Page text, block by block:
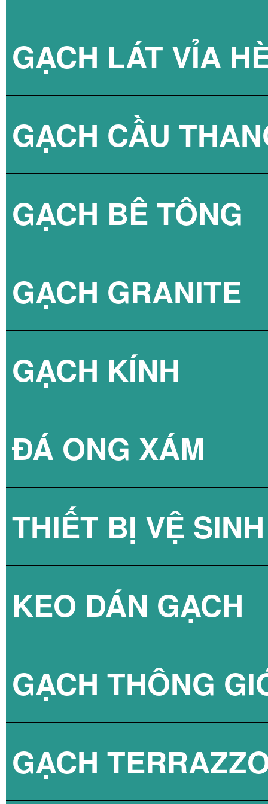
GẠCH LÁT VỈA
GẠCH BLOCK
GẠCH LÁT VỈA
GẠCH CẦU
GẠCH BÊ TÔNG
GẠCH 3D BÊ
GẠCH GRANITE
GẠCH KÍNH
GẠCH KÍNH
GẠCH KÍNH
GẠCH KÍNH
ĐÁ ONG XÁM
THIẾT BỊ VỆ SINH
SEN TẮM
VÒI CHẬU
BỒN CẦU
KEO DÁN GẠCH
KEO DÁN
KEO DÁN
GẠCH THÔNG
GẠCH